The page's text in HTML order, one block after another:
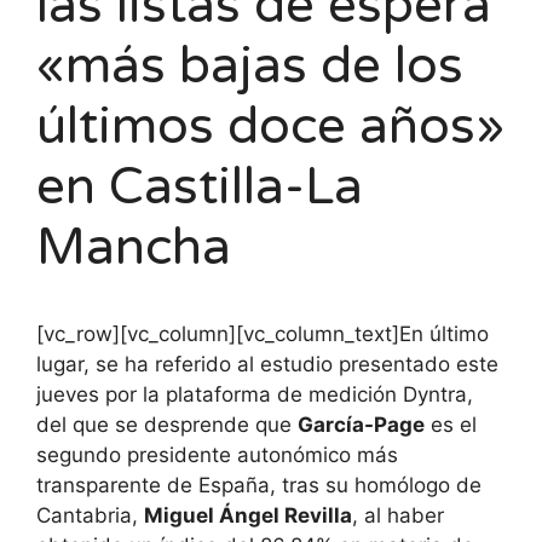
«más bajas de los
últimos doce años»
en Castilla-La
Mancha
[vc_row][vc_column][vc_column_text]En último
lugar, se ha referido al estudio presentado este
jueves por la plataforma de medición Dyntra,
del que se desprende que García-Page es el
segundo presidente autonómico más
transparente de España, tras su homólogo de
Cantabria, Miguel Ángel Revilla, al haber